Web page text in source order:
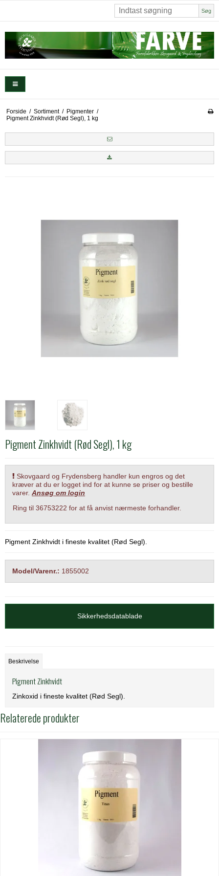
Søg
Forside / Sortiment / Pigmenter /
Pigment Zinkhvidt (Rød Segl), 1 kg
Pigment Zinkhvidt (Rød Segl), 1 kg
Skovgaard og Frydensberg handler kun engros og det
kræver at du er logget ind for at kunne se priser og bestille
varer. Ansøg om login
Ring til 36753222 for at få anvist nærmeste forhandler.
Pigment Zinkhvidt i fineste kvalitet (Rød Segl).
Model/Varenr.: 1855002
Sikkerhedsdatablade
Beskrivelse
Pigment Zinkhvidt
Zinkoxid i fineste kvalitet (Rød Segl).
Relaterede produkter